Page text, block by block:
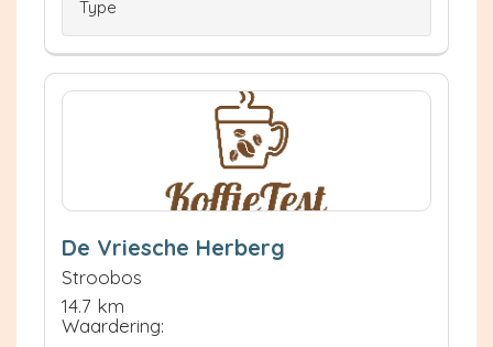
Type
De Vriesche Herberg
Stroobos
14.7 km
Waardering: